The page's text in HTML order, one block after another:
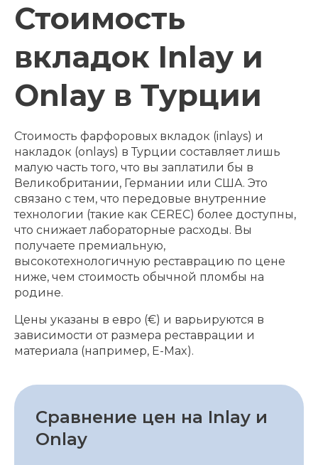
Стоимость
вкладок Inlay и
Onlay в Турции
Стоимость фарфоровых вкладок (inlays) и
накладок (onlays) в Турции составляет лишь
малую часть того, что вы заплатили бы в
Великобритании, Германии или США. Это
связано с тем, что передовые внутренние
технологии (такие как CEREC) более доступны,
что снижает лабораторные расходы. Вы
получаете премиальную,
высокотехнологичную реставрацию по цене
ниже, чем стоимость обычной пломбы на
родине.
Цены указаны в евро (€) и варьируются в
зависимости от размера реставрации и
материала (например, E-Max).
Сравнение цен на Inlay и
Onlay